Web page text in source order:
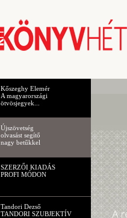
Kőszeghy Elemér
A magyarországi
ötvösjegyek...
Újszövetség
olvasást segítő
nagy betűkkel
SZERZŐI KIADÁS
PROFI MÓDON
Tandori Dezső
TANDORI SZUBJEKTÍV